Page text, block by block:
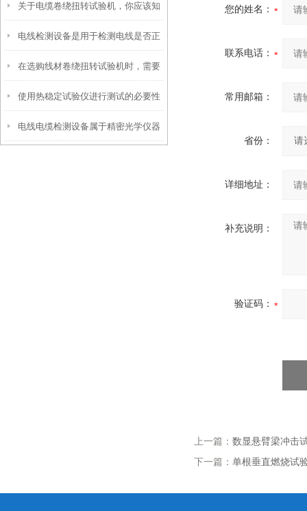
之处
关于电缆卷绕扭转试验机，你应该知
道的事
电线检测设备是用于检测电线是否正
常运行的装置
在选购线材卷绕扭转试验机时，需要
考虑以下几个因素
使用热稳定试验仪进行测试的必要性
电线电缆检测设备属于精密光学仪器
您的姓名：
联系电话：
常用邮箱：
省份：
详细地址：
补充说明：
验证码：
上一篇： 数显悬臂梁冲击
下一篇： 单根垂直燃烧试